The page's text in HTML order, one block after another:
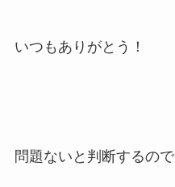
いつもありがとう！
問題ないと判断するので